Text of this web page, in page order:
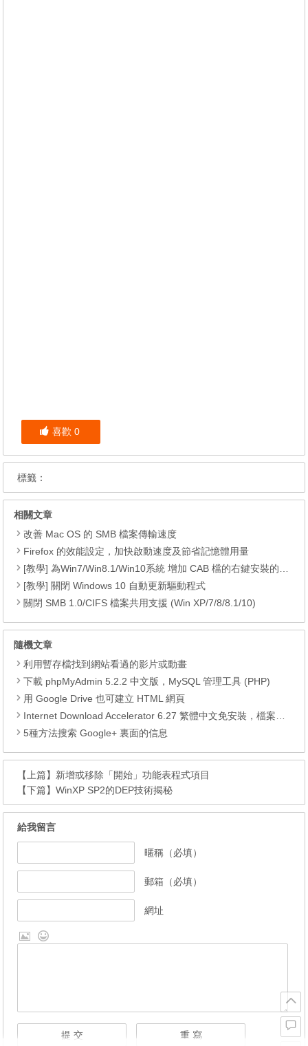
喜歡 0
標籤：
相關文章
改善 Mac OS 的 SMB 檔案傳輸速度
Firefox 的效能設定，加快啟動速度及節省記憶體用量
[教學] 為Win7/Win8.1/Win10系統 增加 CAB 檔的右鍵安裝的功能
[教學] 關閉 Windows 10 自動更新驅動程式
關閉 SMB 1.0/CIFS 檔案共用支援 (Win XP/7/8/8.1/10)
隨機文章
利用暫存檔找到網站看過的影片或動畫
下載 phpMyAdmin 5.2.2 中文版，MySQL 管理工具 (PHP)
用 Google Drive 也可建立 HTML 網頁
Internet Download Accelerator 6.27 繁體中文免安裝，檔案及影片多段下載工具
5種方法搜索 Google+ 裏面的信息
【上篇】 新增或移除「開始」功能表程式項目
【下篇】WinXP SP2的DEP技術揭秘
給我留言
暱稱（必填）
郵箱（必填）
網址